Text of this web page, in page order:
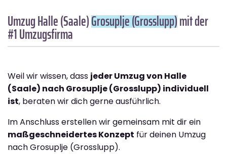
Umzug Halle (Saale)Grosuplje (Grosslupp)mit der
#1 Umzugsfirma
Weil wir wissen, dass jeder Umzug von Halle
(Saale) nach Grosuplje (Grosslupp) individuell
ist, beraten wir dich gerne ausführlich.
Im Anschluss erstellen wir gemeinsam mit dir ein
maßgeschneidertes Konzept für deinen Umzug
nach Grosuplje (Grosslupp).